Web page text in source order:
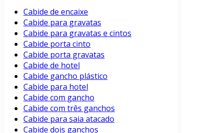
Cabide de encaixe
Cabide para gravatas
Cabide para gravatas e cintos
Cabide porta cinto
Cabide porta gravatas
Cabide de hotel
Cabide gancho plástico
Cabide para hotel
Cabide com gancho
Cabide com três ganchos
Cabide para saia atacado
Cabide dois ganchos